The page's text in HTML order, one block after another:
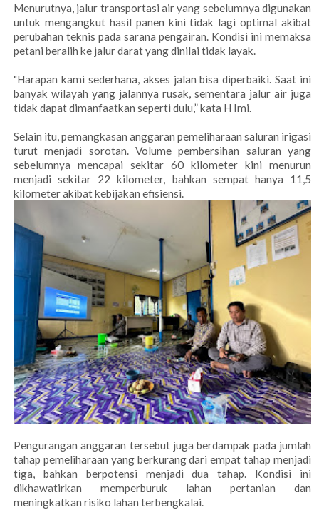
Menurutnya, jalur transportasi air yang sebelumnya digunakan
untuk mengangkut hasil panen kini tidak lagi optimal akibat
perubahan teknis pada sarana pengairan. Kondisi ini memaksa
petani beralih ke jalur darat yang dinilai tidak layak.
"Harapan kami sederhana, akses jalan bisa diperbaiki. Saat ini
banyak wilayah yang jalannya rusak, sementara jalur air juga
tidak dapat dimanfaatkan seperti dulu,” kata H Imi.
Selain itu, pemangkasan anggaran pemeliharaan saluran irigasi
turut menjadi sorotan. Volume pembersihan saluran yang
sebelumnya mencapai sekitar 60 kilometer kini menurun
menjadi sekitar 22 kilometer, bahkan sempat hanya 11,5
kilometer akibat kebijakan efisiensi.
Pengurangan anggaran tersebut juga berdampak pada jumlah
tahap pemeliharaan yang berkurang dari empat tahap menjadi
tiga, bahkan berpotensi menjadi dua tahap. Kondisi ini
dikhawatirkan memperburuk lahan pertanian dan
meningkatkan risiko lahan terbengkalai.